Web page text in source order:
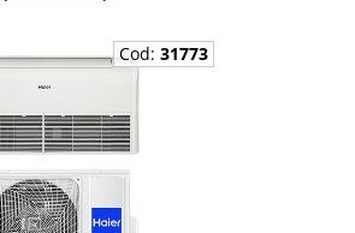
Cod:31773